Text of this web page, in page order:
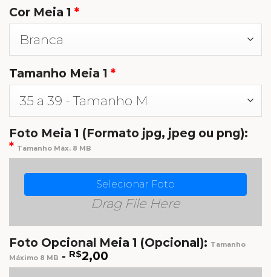
Cor Meia 1 *
Tamanho Meia 1 *
Foto Meia 1 (Formato jpg, jpeg ou png):
* Tamanho Máx. 8 MB
Selecionar Foto
Drag File Here
Foto Opcional Meia 1 (Opcional): Tamanho
Máximo 8 MB - R$2,00